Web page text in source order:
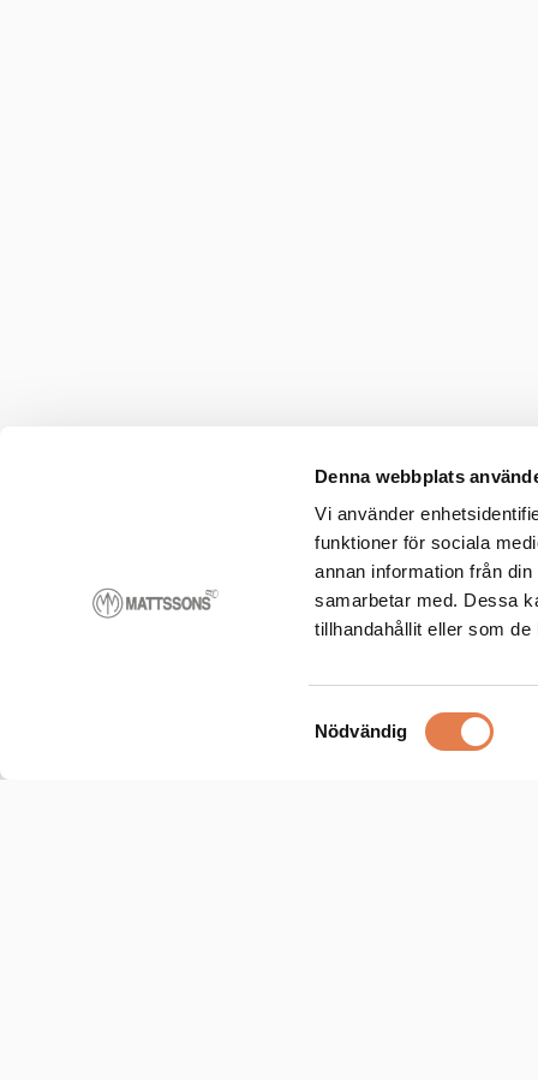
Denna webbplats
Vi använder
funktioner för sociala
annan information från
samarbetar med. Dessa
tillhandahållit eller som
Samtyckesval
Nödvändig